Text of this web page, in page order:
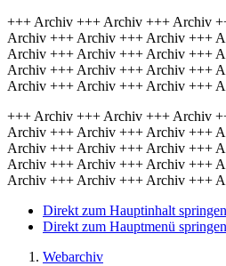
+++ Archiv +++ Archiv +++ Archiv
Archiv +++ Archiv +++ Archiv +++
Archiv +++ Archiv +++ Archiv +++
Archiv +++ Archiv +++ Archiv +++
Archiv +++ Archiv +++ Archiv +++
+++ Archiv +++ Archiv +++ Archiv
Archiv +++ Archiv +++ Archiv +++
Archiv +++ Archiv +++ Archiv +++
Archiv +++ Archiv +++ Archiv +++
Archiv +++ Archiv +++ Archiv +++
Direkt zum Hauptinhalt springen
Direkt zum Hauptmenü springen
Webarchiv